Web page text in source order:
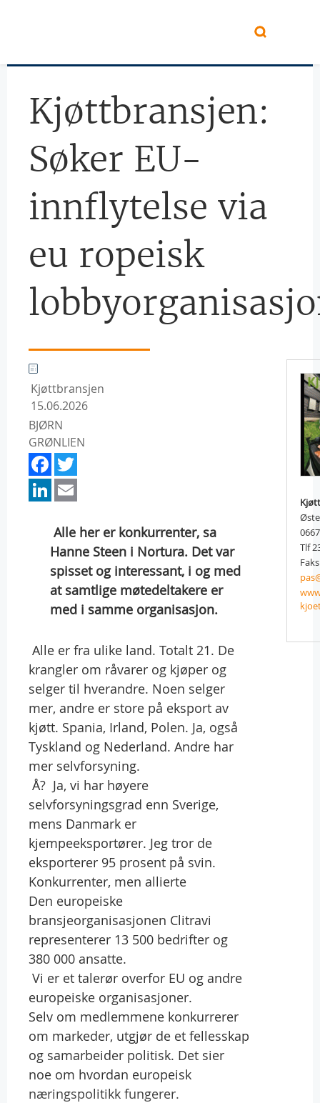
Kjøttbransjen: 
Søker EU-
innflytelse via
eu ropeisk
Kjøttbransjen
15.06.2026
BJØRN
GRØNLIEN
Facebook
LinkedIn
 Alle her er konkurrenter, sa
Hanne Steen i Nortura. Det var
spisset og interessant, i og med
at samtlige møtedeltakere er
med i samme organisasjon.
 Alle er fra ulike land. Totalt 21. De
krangler om råvarer og kjøper og
selger til hverandre. Noen selger
mer, andre er store på eksport av
kjøtt. Spania, Irland, Polen. Ja, også
Tyskland og Nederland. Andre har
mer selvforsyning.
 Å?  Ja, vi har høyere
selvforsyningsgrad enn Sverige,
mens Danmark er
kjempeeksportører. Jeg tror de
eksporterer 95 prosent på svin.
Konkurrenter, men allierte
Den europeiske
bransjeorganisasjonen Clitravi
representerer 13 500 bedrifter og
380 000 ansatte.
 Vi er et talerør overfor EU og andre
europeiske organisasjoner.
Selv om medlemmene konkurrerer
om markeder, utgjør de et fellesskap
og samarbeider politisk. Det sier
noe om hvordan europeisk
næringspolitikk fungerer.
Tlf